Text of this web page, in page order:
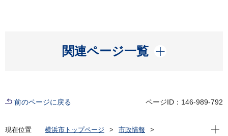
関連ページ一覧
開く
前のページに戻る ページID：146-989-792
現在位置 横浜市トップページ
市政情報
現在